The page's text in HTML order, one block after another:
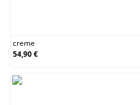
creme
54,90 €